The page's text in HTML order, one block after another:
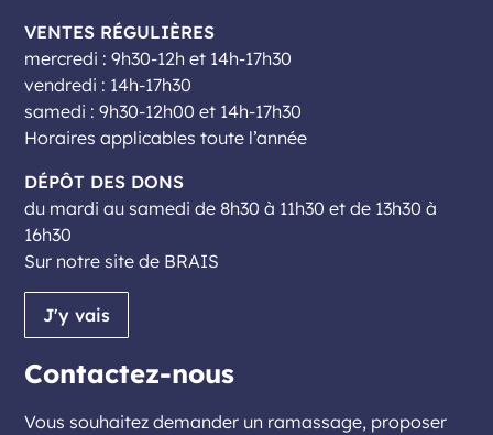
VENTES RÉGULIÈRES
mercredi : 9h30-12h et 14h-17h30
vendredi : 14h-17h30
samedi : 9h30-12h00 et 14h-17h30
Horaires applicables toute l’année
DÉPÔT DES DONS
du mardi au samedi de 8h30 à 11h30 et de 13h30 à
16h30
Sur notre site de BRAIS
J'y vais
Contactez-nous
Vous souhaitez demander un ramassage, proposer